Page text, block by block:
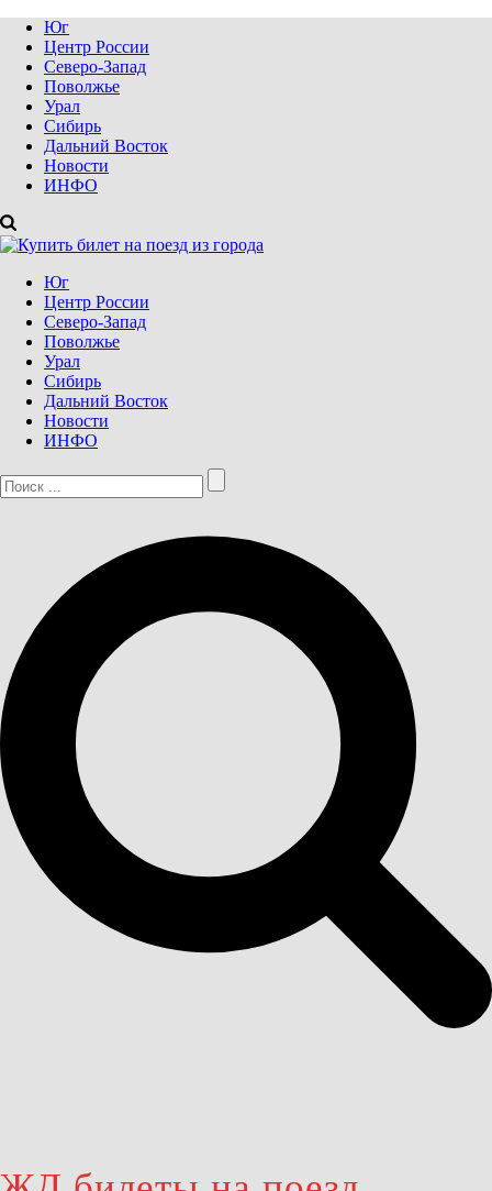
Юг
Центр России
Северо-Запад
Поволжье
Урал
Сибирь
Дальний Восток
Новости
ИНФО
Юг
Центр России
Северо-Запад
Поволжье
Урал
Сибирь
Дальний Восток
Новости
ИНФО